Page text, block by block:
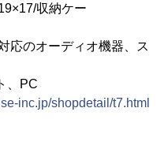
収納ケー
オーディオ機器、ス
inc.jp/shopdetail/t7.html